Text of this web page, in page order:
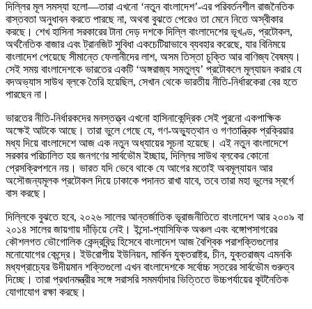
দিল্লির মূল সমস্যা হলো—তারা এখনো ‘নতুন বাংলাদেশ’-এর পরিবর্তনশীল রাজনৈতিক
বাস্তবতা অনুধাবন করতে পারছে না, অথবা বুঝতে পেরেও তা মেনে নিতে অস্বীকার
করছে। শেখ হাসিনা সরকারের টানা দেড় দশকে দিল্লি বাংলাদেশের ভূখণ্ড, প্রটোকল,
অর্থনৈতিক বাজার এবং ট্রানজিট সুবিধা একচেটিয়াভাবে ব্যবহার করেছে, যার বিনিময়ে
বাংলাদেশ পেয়েছে সীমান্তে ফেলানীদের লাশ, অসম তিস্তা চুক্তি আর বাণিজ্য বৈষম্য।
সেই সময় বাংলাদেশকে ভারতের একটি ‘অঙ্গরাজ্য সমতুল্য’ প্রটোকলে মূল্যায়ন করার যে
বদঅভ্যাস সাউথ ব্লকে তৈরি হয়েছিল, সেখান থেকে ভারতীয় নীতি-নির্ধারকেরা বের হতে
পারছেন না।
ভারতের নীতি-নির্ধারকদের মনস্তত্ত্ব এখনো হাসিনাকেন্দ্রিক সেই পুরনো একপাক্ষিক
অক্ষেই আটকে আছে। তারা ভুলে গেছে যে, গণ-অভ্যুত্থান ও গণতান্ত্রিক প্রক্রিয়ার
মধ্য দিয়ে বাংলাদেশে আজ এক নতুন অধ্যায়ের সূচনা হয়েছে। এই নতুন বাংলাদেশে
সরকার পরিচালিত হয় জনগণের সার্বভৌম ইচ্ছায়, দিল্লির সাউথ ব্লকের কোনো
প্রেসক্রিপশনে নয়। ভারত যদি ভেবে থাকে যে আগের মতোই অবমূল্যায়ন আর
অসৌজন্যমূলক প্রটোকল দিয়ে ঢাকাকে পদানত রাখা যাবে, তবে তারা মহা ভুলের স্বর্গে
বাস করছে।
দিল্লিকে বুঝতে হবে, ২০২৬ সালের আন্তর্জাতিক ভূরাজনীতিতে বাংলাদেশ আর ২০০৯ বা
২০১৪ সালের জায়গায় দাঁড়িয়ে নেই। ইন্দো-প্যাসিফিক অঞ্চল এবং বঙ্গোপসাগরের
কৌশলগত ভৌগোলিক কেন্দ্রবিন্দু হিসেবে বাংলাদেশ আজ বৈশ্বিক পরাশক্তিগুলোর
মনোযোগের কেন্দ্রে। ইউরোপীয় ইউনিয়ন, মার্কিন যুক্তরাষ্ট্র, চীন, যুক্তরাজ্য এমনকি
মধ্যপ্রাচ্যের উদীয়মান শক্তিগুলো এখন বাংলাদেশকে সর্বোচ্চ স্তরের সার্বভৌম গুরুত্ব
দিচ্ছে। তারা প্রধানমন্ত্রীর সঙ্গে সরাসরি সমমর্যাদার ভিত্তিতে উচ্চপর্যায়ের কূটনৈতিক
যোগাযোগ রক্ষা করছে।